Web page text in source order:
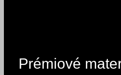
Prémiové